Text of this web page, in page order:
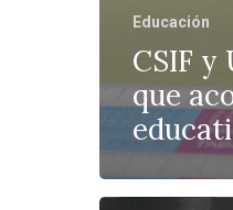
Educación
CSIF y
que